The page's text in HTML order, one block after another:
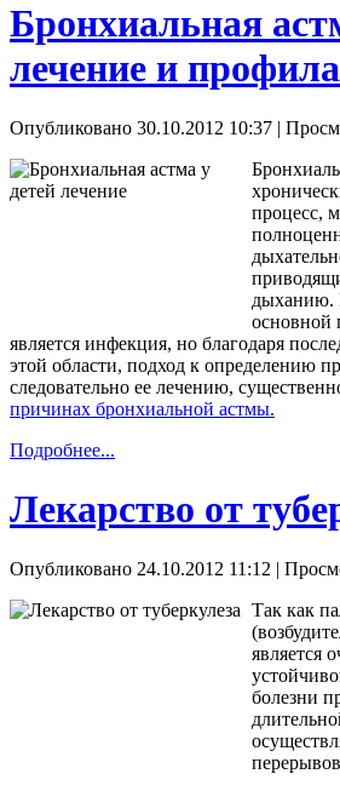
Бронхиальная
лечение и
Опубликовано 30.10.2012 10:37 |
процесс,
дыханию.
основной
является инфекция, но благодаря
этой области, подход к определению
следовательно ее лечению,
причинах бронхиальной астмы.
Подробнее...
Лекарство от
Опубликовано 24.10.2012 11:12 |
Так как
является
болезни